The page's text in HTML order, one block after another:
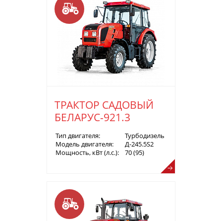
ТРАКТОР САДОВЫЙ
БЕЛАРУС-921.3
Тип двигателя:
Турбодизель
Модель двигателя:
Д-245.5S2
Мощность, кВт (л.с.):
70 (95)